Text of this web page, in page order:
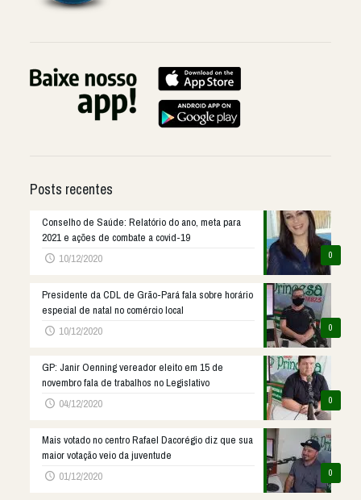
Posts recentes
0
Conselho de Saúde: Relatório do ano, meta para
2021 e ações de combate a covid-19
10/12/2020
0
Presidente da CDL de Grão-Pará fala sobre horário
especial de natal no comércio local
10/12/2020
0
GP: Janir Oenning vereador eleito em 15 de
novembro fala de trabalhos no Legislativo
04/12/2020
0
Mais votado no centro Rafael Dacorégio diz que sua
maior votação veio da juventude
01/12/2020